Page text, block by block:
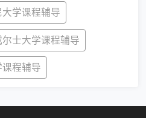
大学课程辅导
尔士大学课程辅导
程辅导